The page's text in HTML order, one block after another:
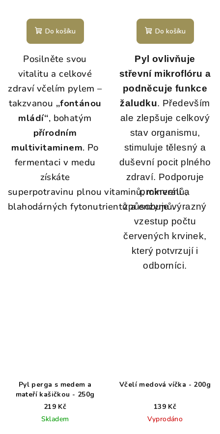
Do košíku
Posilněte svou
vitalitu a celkové
zdraví včelím pylem –
takzvanou „fontánou
mládí“, bohatým
přírodním
multivitaminem. Po
fermentaci v medu
získáte
superpotravinu plnou vitaminů, minerálů,
blahodárných fytonutrientů a enzymů.
Do košíku
Pyl ovlivňuje
střevní mikroflóru a
podněcuje funkce
žaludku. Především
ale zlepšuje celkový
stav organismu,
stimuluje tělesný a
duševní pocit plného
zdraví. Podporuje
prokrvení a
způsobuje výrazný
vzestup počtu
červených krvinek,
který potvrzují i
odborníci.
Pyl perga s medem a
mateří kašičkou - 250g
219 Kč
Skladem
Včelí medová víčka - 200g
139 Kč
Vyprodáno